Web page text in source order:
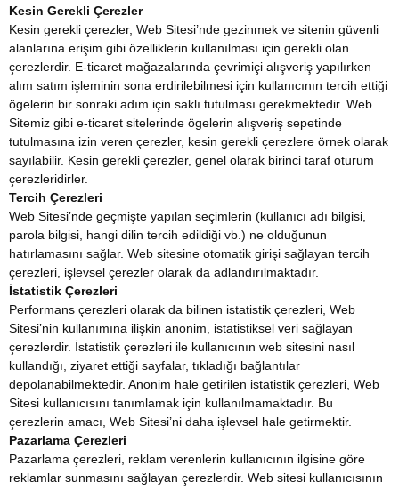
Kesin Gerekli Çerezler
Kesin gerekli çerezler, Web Sitesi’nde gezinmek ve sitenin güvenli
alanlarına erişim gibi özelliklerin kullanılması için gerekli olan
çerezlerdir. E-ticaret mağazalarında çevrimiçi alışveriş yapılırken
alım satım işleminin sona erdirilebilmesi için kullanıcının tercih ettiği
ögelerin bir sonraki adım için saklı tutulması gerekmektedir. Web
Sitemiz gibi e-ticaret sitelerinde ögelerin alışveriş sepetinde
tutulmasına izin veren çerezler, kesin gerekli çerezlere örnek olarak
sayılabilir. Kesin gerekli çerezler, genel olarak birinci taraf oturum
çerezleridirler.
Tercih Çerezleri
Web Sitesi’nde geçmişte yapılan seçimlerin (kullanıcı adı bilgisi,
parola bilgisi, hangi dilin tercih edildiği vb.) ne olduğunun
hatırlamasını sağlar. Web sitesine otomatik girişi sağlayan tercih
çerezleri, işlevsel çerezler olarak da adlandırılmaktadır.
İstatistik Çerezleri
Performans çerezleri olarak da bilinen istatistik çerezleri, Web
Sitesi’nin kullanımına ilişkin anonim, istatistiksel veri sağlayan
çerezlerdir. İstatistik çerezleri ile kullanıcının web sitesini nasıl
kullandığı, ziyaret ettiği sayfalar, tıkladığı bağlantılar
depolanabilmektedir. Anonim hale getirilen istatistik çerezleri, Web
Sitesi kullanıcısını tanımlamak için kullanılmamaktadır. Bu
çerezlerin amacı, Web Sitesi’ni daha işlevsel hale getirmektir.
Pazarlama Çerezleri
Pazarlama çerezleri, reklam verenlerin kullanıcının ilgisine göre
reklamlar sunmasını sağlayan çerezlerdir. Web sitesi kullanıcısının